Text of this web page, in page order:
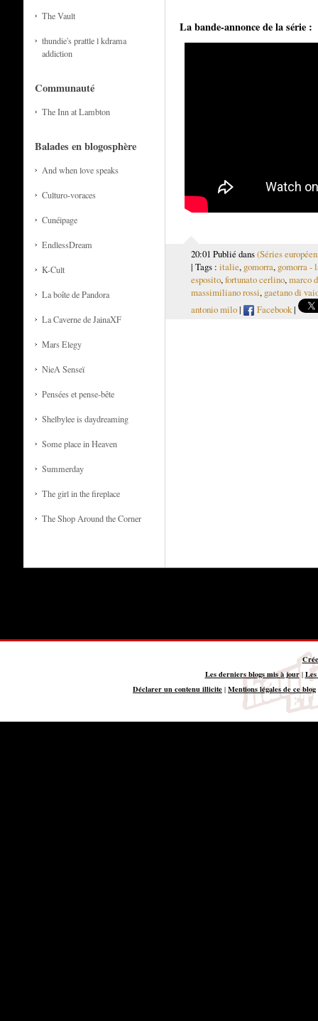
The Vault
thundie's prattle l kdrama
addiction
Communauté
The Inn at Lambton
Balades en blogosphère
And when love speaks
Culturo-voraces
Cunéipage
EndlessDream
K-Cult
La boîte de Pandora
La Caverne de JainaXF
Mars Elegy
NieA Senseï
Pensées et pense-bête
Shelbylee is daydreaming
Some place in Heaven
Summerday
The girl in the fireplace
The Shop Around the Corner
La bande-annonce de la série :
20:01 Publié dans(Séries
| Tags : italie, gomorra, gomorra -
esposito,fortunato cerlino,marco
massimiliano rossi, gaetano di
antonio milo| Facebook|
Les derniers blogs mis à jour|
Déclarer un contenu illicite | Mentions légales de ce blog